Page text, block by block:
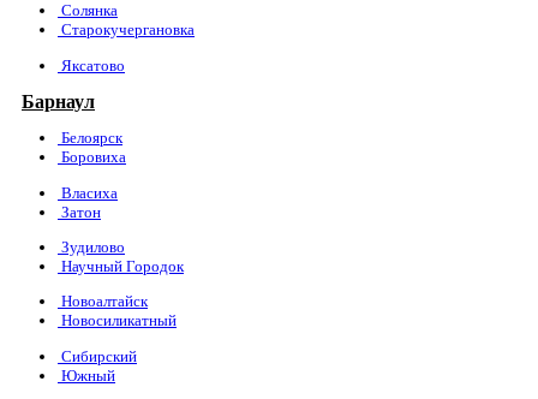
Солянка
Старокучергановка
Яксатово
Барнаул
Белоярск
Боровиха
Власиха
Затон
Зудилово
Научный Городок
Новоалтайск
Новосиликатный
Сибирский
Южный